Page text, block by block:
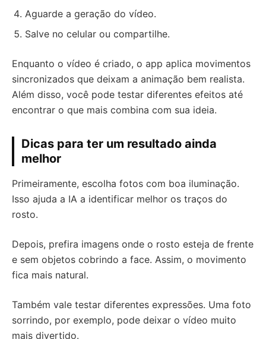
Aguarde a geração do vídeo.
Salve no celular ou compartilhe.
Enquanto o vídeo é criado, o app aplica movimentos
sincronizados que deixam a animação bem realista.
Além disso, você pode testar diferentes efeitos até
encontrar o que mais combina com sua ideia.
Dicas para ter um resultado ainda
melhor
Primeiramente, escolha fotos com boa iluminação.
Isso ajuda a IA a identificar melhor os traços do
rosto.
Depois, prefira imagens onde o rosto esteja de frente
e sem objetos cobrindo a face. Assim, o movimento
fica mais natural.
Também vale testar diferentes expressões. Uma foto
sorrindo, por exemplo, pode deixar o vídeo muito
mais divertido.